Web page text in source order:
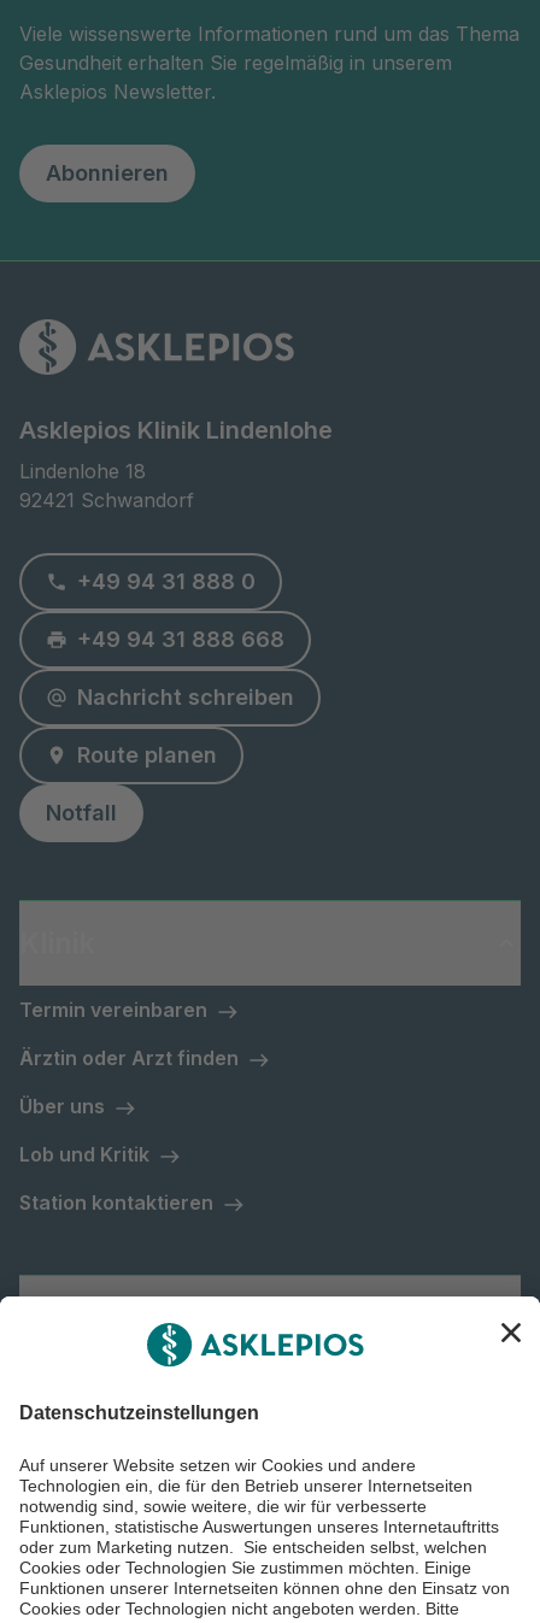
Viele wissenswerte Informationen rund um das Thema
Gesundheit erhalten Sie regelmäßig in unserem
Asklepios Newsletter.
Abonnieren
Asklepios Klinik Lindenlohe
Lindenlohe 18
92421 Schwandorf
+49 94 31 888 0
+49 94 31 888 668
Nachricht schreiben
Route planen
Notfall
Termin vereinbaren
Ärztin oder Arzt finden
Über uns
Lob und Kritik
Station kontaktieren
Asklepios Gruppe